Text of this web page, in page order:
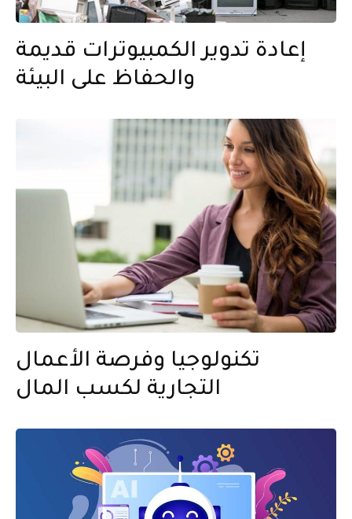
إعادة تدوير الكمبيوترات قديمة
والحفاظ على البيئة
تكنولوجيا وفرصة الأعمال
التجارية لكسب المال